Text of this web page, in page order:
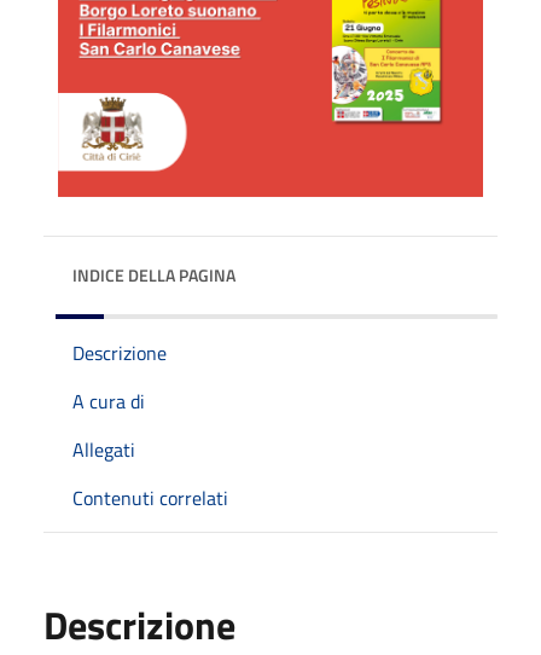
INDICE DELLA PAGINA
Descrizione
A cura di
Allegati
Contenuti correlati
Descrizione